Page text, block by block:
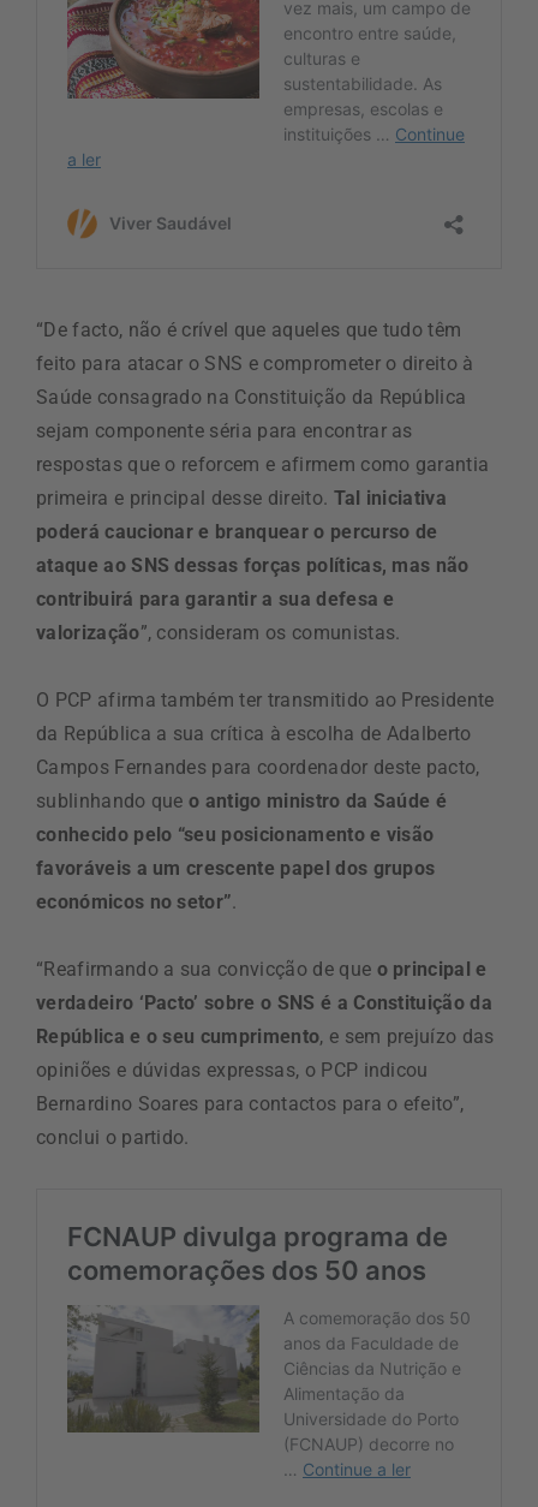
“De facto, não é crível que aqueles que tudo têm
feito para atacar o SNS e comprometer o direito à
Saúde consagrado na Constituição da República
sejam componente séria para encontrar as
respostas que o reforcem e afirmem como garantia
primeira e principal desse direito. Tal iniciativa
poderá caucionar e branquear o percurso de
ataque ao SNS dessas forças políticas, mas não
contribuirá para garantir a sua defesa e
valorização”, consideram os comunistas.
O PCP afirma também ter transmitido ao Presidente
da República a sua crítica à escolha de Adalberto
Campos Fernandes para coordenador deste pacto,
sublinhando queo antigo ministro da Saúde é
conhecido pelo “seu posicionamento e visão
favoráveis a um crescente papel dos grupos
económicos no setor”.
“Reafirmando a sua convicção de que o principal e
verdadeiro ‘Pacto’ sobre o SNS é a Constituição da
República e o seu cumprimento, e sem prejuízo das
opiniões e dúvidas expressas, o PCP indicou
Bernardino Soares para contactos para o efeito”,
conclui o partido.